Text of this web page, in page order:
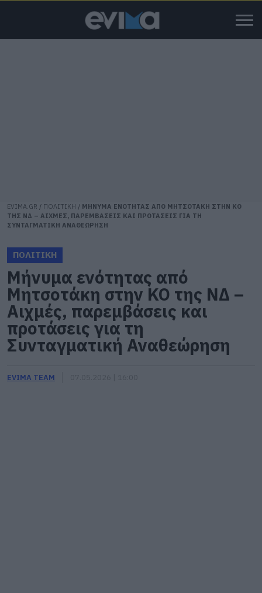
EVIMA.GR / ΠΟΛΙΤΙΚΗ / ΜΗΝΥΜΑ ΕΝΟΤΗΤΑΣ ΑΠΟ ΜΗΤΣΟΤΑΚΗ ΣΤΗΝ ΚΟ
ΤΗΣ ΝΔ – ΑΙΧΜΕΣ, ΠΑΡΕΜΒΑΣΕΙΣ ΚΑΙ ΠΡΟΤΑΣΕΙΣ ΓΙΑ ΤΗ
ΣΥΝΤΑΓΜΑΤΙΚΗ ΑΝΑΘΕΩΡΗΣΗ
ΠΟΛΙΤΙΚΗ
Μήνυμα ενότητας από
Μητσοτάκη στην ΚΟ της ΝΔ –
Αιχμές, παρεμβάσεις και
προτάσεις για τη
Συνταγματική Αναθεώρηση
EVIMA TEAM